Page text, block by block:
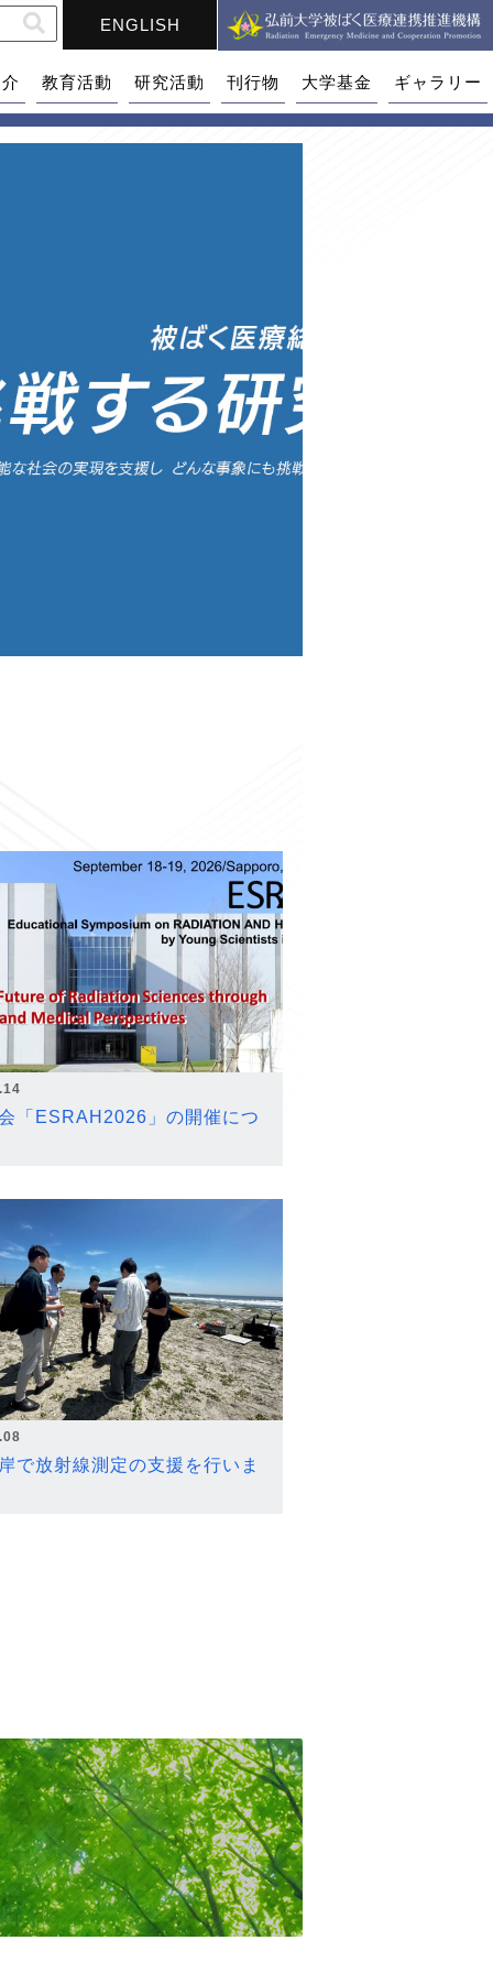
ENGLISH
教育活動 研究活動 刊行物 大学基金 ギャラリー
「ESRAH2026」の開催につ
で放射線測定の支援を行いま